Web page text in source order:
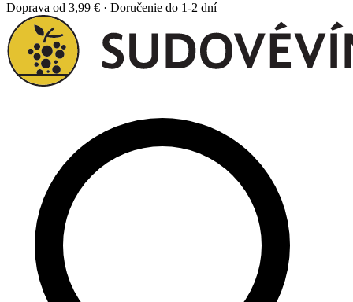
Doprava od 3,99 € · Doručenie do 1-2 dní